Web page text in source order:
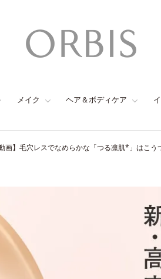
メイク ヘア＆ボディケア
画】毛穴レスでなめらかな「つる凛肌*」はこ